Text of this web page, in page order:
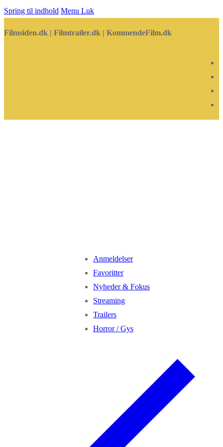
Spring til indhold Menu Luk
Filmsiden.dk | Filmtrailer.dk | KommendeFilm.dk
Anmeldelser
Favoritter
Nyheder & Fokus
Streaming
Trailers
Horror / Gys